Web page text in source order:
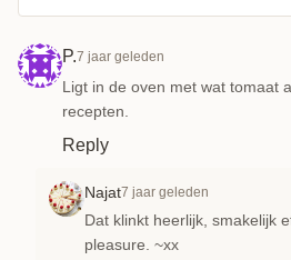
P.7 jaar geleden
Ligt in de oven met wat tomaat
recepten.
Reply
Najat7 jaar geleden
Dat klinkt heerlijk, smakelijk
pleasure. ~xx